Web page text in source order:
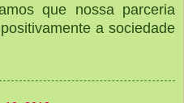
que nossa parceria
a sociedade